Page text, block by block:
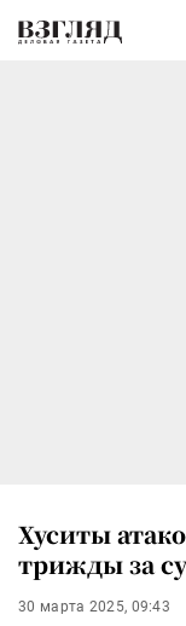
Хуситы
трижды за
30 марта 2025, 09:43